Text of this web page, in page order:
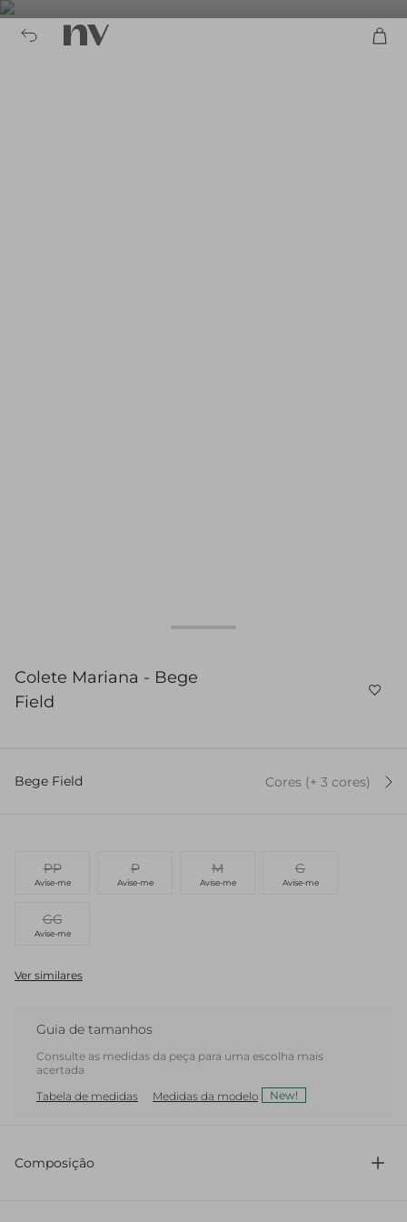
Colete Mariana - Bege
Field
Bege Field Cores (+ 3 cores)
PP
Avise-me
P
Avise-me
M
Avise-me
G
Avise-me
GG
Avise-me
Ver similares
Guia de tamanhos
Consulte as medidas da peça para uma escolha mais
acertada
Tabela de medidas
Medidas da modelo New!
Composição